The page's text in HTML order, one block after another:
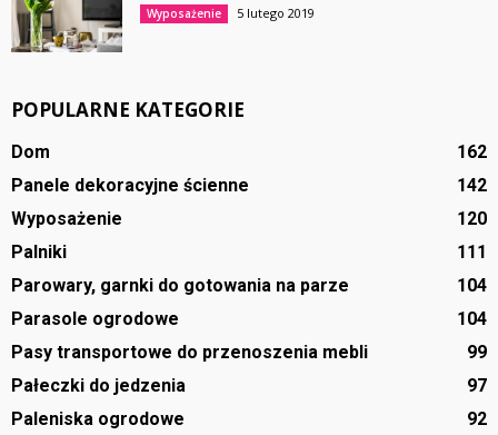
Wyposażenie 5 lutego 2019
POPULARNE KATEGORIE
Dom
162
Panele dekoracyjne ścienne
142
Wyposażenie
120
Palniki
111
Parowary, garnki do gotowania na parze
104
Parasole ogrodowe
104
Pasy transportowe do przenoszenia mebli
99
Pałeczki do jedzenia
97
Paleniska ogrodowe
92